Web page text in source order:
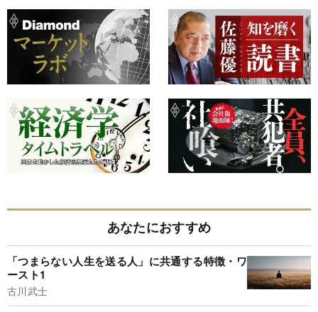
あなたにおすすめ
「つまらない人生を送る人」に共通する特徴・ワ
ースト1
古川武士